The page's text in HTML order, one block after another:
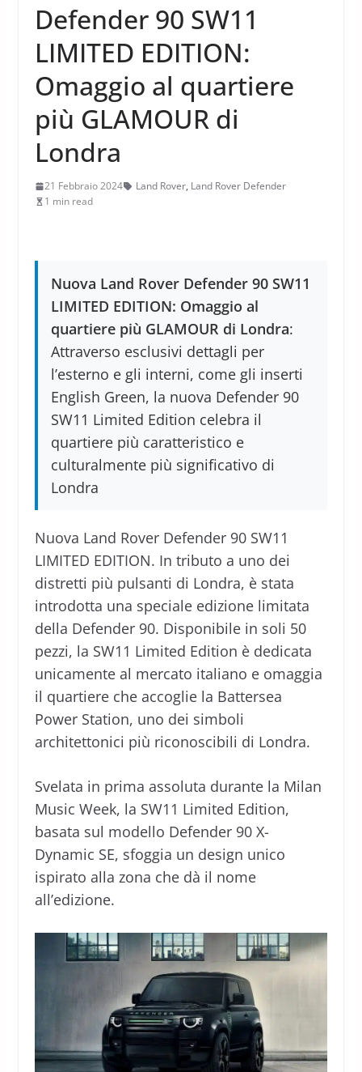
Defender 90 SW11
LIMITED EDITION:
Omaggio al quartiere
più GLAMOUR di
Londra
21 Febbraio 2024 Land Rover, Land Rover Defender
1 min read
Nuova Land Rover Defender 90 SW11
LIMITED EDITION: Omaggio al
quartiere più GLAMOUR di Londra:
Attraverso esclusivi dettagli per
l’esterno e gli interni, come gli inserti
English Green, la nuova Defender 90
SW11 Limited Edition celebra il
quartiere più caratteristico e
culturalmente più significativo di
Londra
Nuova Land Rover Defender 90 SW11
LIMITED EDITION. In tributo a uno dei
distretti più pulsanti di Londra, è stata
introdotta una speciale edizione limitata
della Defender 90. Disponibile in soli 50
pezzi, la SW11 Limited Edition è dedicata
unicamente al mercato italiano e omaggia
il quartiere che accoglie la Battersea
Power Station, uno dei simboli
architettonici più riconoscibili di Londra.
Svelata in prima assoluta durante la Milan
Music Week, la SW11 Limited Edition,
basata sul modello Defender 90 X-
Dynamic SE, sfoggia un design unico
ispirato alla zona che dà il nome
all’edizione.